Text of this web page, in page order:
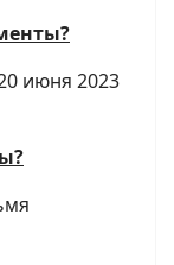
июня 2023